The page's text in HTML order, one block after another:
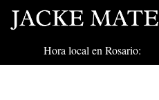
Hora local en Rosario: